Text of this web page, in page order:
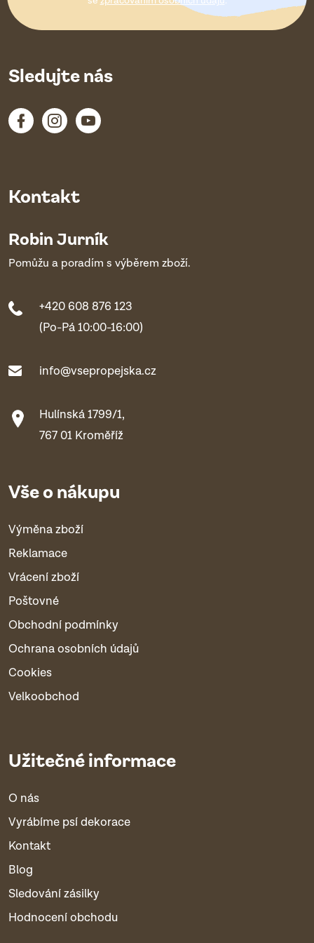
Kontakt
Robin Jurník
Pomůžu a poradím s výběrem zboží.
+420 608 876 123
(Po-Pá 10:00-16:00)
info@vsepropejska.cz
Hulínská 1799/1,
767 01 Kroměříž
Vše o nákupu
Výměna zboží
Reklamace
Vrácení zboží
Poštovné
Obchodní podmínky
Ochrana osobních údajů
Cookies
Velkoobchod
Užitečné informace
O nás
Vyrábíme psí dekorace
Kontakt
Blog
Sledování zásilky
Hodnocení obchodu
Sledujte nás